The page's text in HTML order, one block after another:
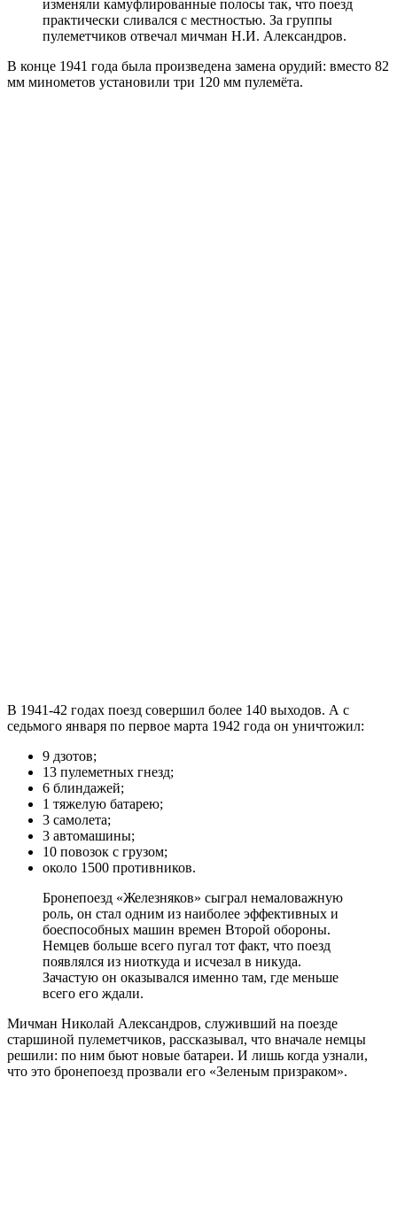
изменяли камуфлированные полосы так, что поезд
практически сливался с местностью. За группы
пулеметчиков отвечал мичман Н.И. Александров.
В конце 1941 года была произведена замена орудий: вместо 82
мм минометов установили три 120 мм пулемёта.
В 1941-42 годах поезд совершил более 140 выходов. А с
седьмого января по первое марта 1942 года он уничтожил:
9 дзотов;
13 пулеметных гнезд;
6 блиндажей;
1 тяжелую батарею;
3 самолета;
3 автомашины;
10 повозок с грузом;
около 1500 противников.
Бронепоезд «Железняков» сыграл немаловажную
роль, он стал одним из наиболее эффективных и
боеспособных машин времен Второй обороны.
Немцев больше всего пугал тот факт, что поезд
появлялся из ниоткуда и исчезал в никуда.
Зачастую он оказывался именно там, где меньше
всего его ждали.
Мичман Николай Александров, служивший на поезде
старшиной пулеметчиков, рассказывал, что вначале немцы
решили: по ним бьют новые батареи. И лишь когда узнали,
что это бронепоезд прозвали его «Зеленым призраком».